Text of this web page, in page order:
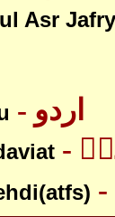
Asr Jafry
- اردو